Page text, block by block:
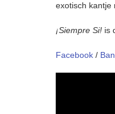
exotisch kantje
¡Siempre Si! is
Facebook /